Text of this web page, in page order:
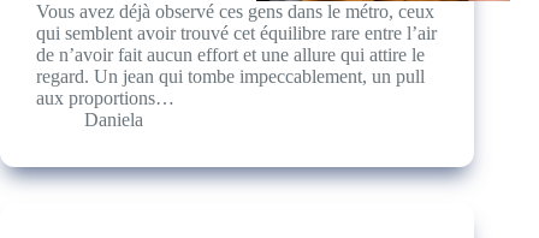
Vous avez déjà observé ces gens dans le métro, ceux
qui semblent avoir trouvé cet équilibre rare entre l’air
de n’avoir fait aucun effort et une allure qui attire le
regard. Un jean qui tombe impeccablement, un pull
aux proportions…
Daniela